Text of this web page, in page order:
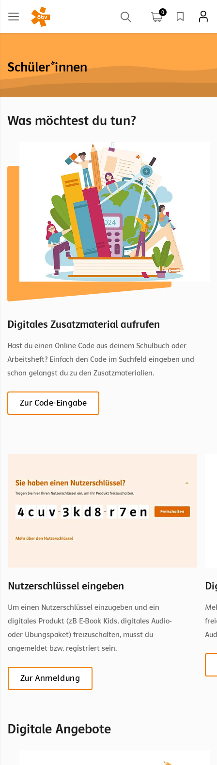
0
Schüler*innen
Was möchtest du tun?
Digitales Zusatzmaterial aufrufen
Hast du einen Online Code aus deinem Schulbuch oder
Arbeitsheft? Einfach den Code im Suchfeld eingeben und
schon gelangst du zu den Zusatzmaterialien.
Zur Code-Eingabe
Nutzerschlüssel eingeben
Um einen Nutzerschlüssel einzugeben und ein
digitales Produkt (zB E-Book Kids, digitales Audio-
oder Übungspaket) freizuschalten, musst du
angemeldet bzw. registriert sein.
Zur Anmeldung
Digitale Angebote